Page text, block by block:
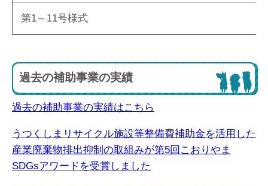
第1～11号様式
過去の補助事業の実績
過去の補助事業の実績はこちら
うつくしまリサイクル施設等整備費補助金を活用した
産業廃棄物排出抑制の取組みが第5回こおりやま
SDGsアワードを受賞しました